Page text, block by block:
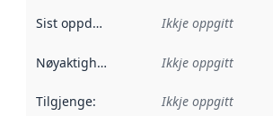
Sist oppdatert Ikkje oppgitt
Nøyaktigheit Ikkje oppgitt
Tilgjenge: Ikkje oppgitt